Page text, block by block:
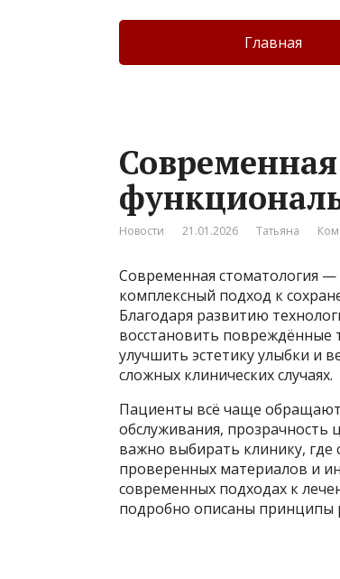
Главная
Новости 21.01.2026 Татьяна
Современная стоматология —
комплексный подход к
Благодаря развитию
восстановить повреждённые
улучшить эстетику улыбки и
сложных клинических случаях.
Пациенты всё чаще обращают
обслуживания, прозрачность
важно выбирать клинику, где
проверенных материалов и
современных подходах к
подробно описаны принципы